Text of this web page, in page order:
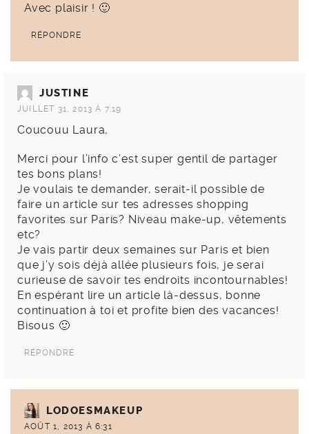
Avec plaisir ! 🙂
RÉPONDRE
JUSTINE
JUILLET 31, 2013 À 7:19
Coucouu Laura,
Merci pour l’info c’est super gentil de partager
tes bons plans!
Je voulais te demander, serait-il possible de
faire un article sur tes adresses shopping
favorites sur Paris? Niveau make-up, vêtements
etc?
Je vais partir deux semaines sur Paris et bien
que j’y sois déjà allée plusieurs fois, je serai
curieuse de savoir tes endroits incontournables!
En espérant lire un article là-dessus, bonne
continuation à toi et profite bien des vacances!
Bisous 🙂
RÉPONDRE
LODOESMAKEUP
AOÛT 1, 2013 À 6:31